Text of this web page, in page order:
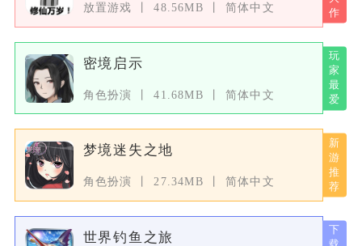
放置游戏 48.56MB 简体中文
密境启示
角色扮演 41.68MB 简体中文
梦境迷失之地
角色扮演 27.34MB 简体中文
世界钓鱼之旅